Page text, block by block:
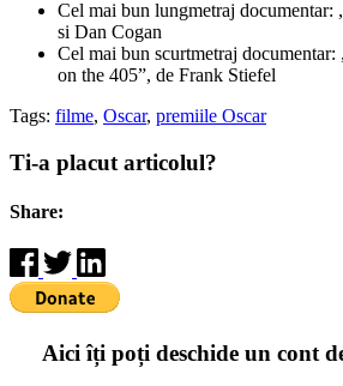
Cel mai bun lungmetraj documentar:
si Dan Cogan
Cel mai bun scurtmetraj
on the 405”, de Frank Stiefel
Tags: filme, Oscar, premiile Oscar
Ti-a placut articolul?
Share:
Aici îți poți deschide un cont